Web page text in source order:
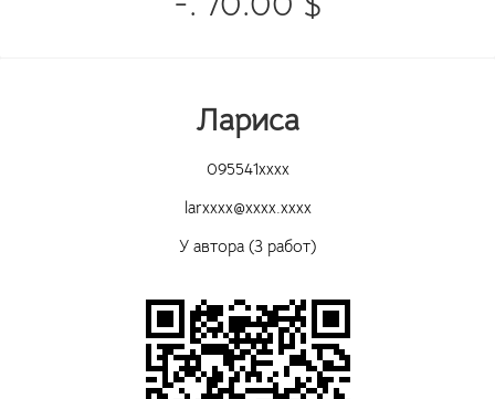
Лариса
095541xxxx
larxxxx@xxxx.xxxx
У автора (3 работ)